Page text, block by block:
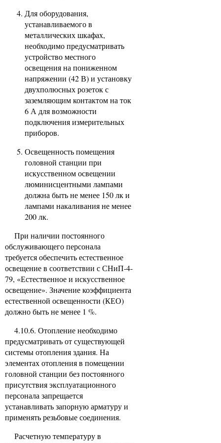
Для оборудования,
устанавливаемого в
металлических шкафах,
необходимо предусматривать
устройство местного
освещения на пониженном
напряжении (42 В) и установку
двухполюсных розеток с
заземляющим контактом на ток
6 А для возможности
подключения измерительных
приборов.
Освещенность помещения
головной станции при
искусственном освещении
люминисцентными лампами
должна быть не менее 150 лк и
лампами накаливания не менее
200 лк.
При наличии постоянного
обслуживающего персонала
требуется обеспечить естественное
освещение в соответствии с СНиП-4-
79, «Естественное и искусственное
освещение». Значение коэффициента
естественной освещенности (КЕО)
должно быть не менее 1 %.
4.10.6. Отопление необходимо
предусматривать от существующей
системы отопления здания. На
элементах отопления в помещении
головной станции без постоянного
присутствия эксплуатационного
персонала запрещается
устанавливать запорную арматуру и
применять резьбовые соединения.
Расчетную температуру в